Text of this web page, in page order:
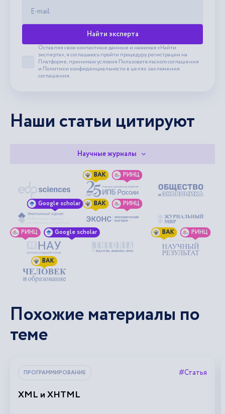
Найти эксперта
Принять пользовательское соглашение
Оставляя свои контактные данные и нажимая «Найти
эксперта», я соглашаюсь пройти процедуру регистрации на
Платформе, принимаю условия Пользовательского соглашения
и Политики конфиденциальности в целях заключения
соглашения.
Наши статьи цитируют
Научные журналы
ВАК РИНЦ
Google scholar ВАК РИНЦ
РИНЦ Google scholar ВАК РИНЦ
ВАК
Похожие материалы по
теме
ПРОГРАММИРОВАНИЕ #Статья
XML и XHTML